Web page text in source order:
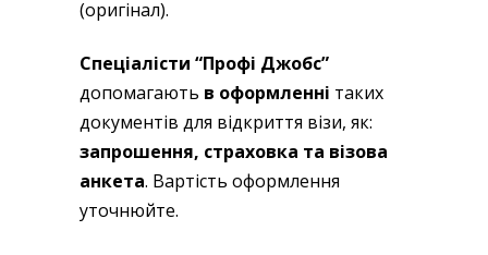
(оригінал).
Спеціалісти “Профі Джобс”
допомагають в оформленні таких
документів для відкриття візи, як:
запрошення, страховка та візова
анкета. Вартість оформлення
уточнюйте.